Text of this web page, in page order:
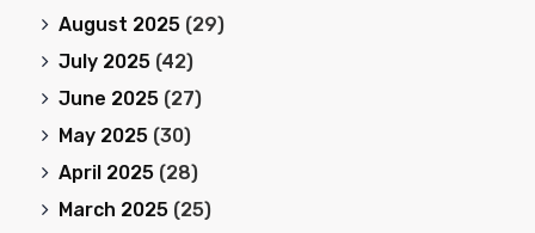
August 2025 (29)
July 2025 (42)
June 2025 (27)
May 2025 (30)
April 2025 (28)
March 2025 (25)